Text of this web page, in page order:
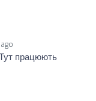
працюють